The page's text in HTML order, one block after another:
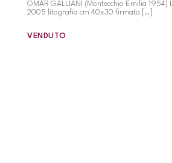
OMAR GALLIANI (Montecchio Emilia 1954)
2005 litografia cm 40x30 firmata [..]
VENDUTO